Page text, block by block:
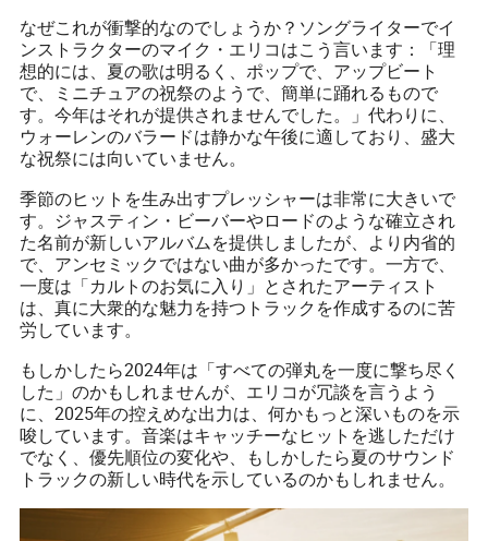
なぜこれが衝撃的なのでしょうか？ソングライターでイ
ンストラクターのマイク・エリコはこう言います：「理
想的には、夏の歌は明るく、ポップで、アップビート
で、ミニチュアの祝祭のようで、簡単に踊れるもので
す。今年はそれが提供されませんでした。」代わりに、
ウォーレンのバラードは静かな午後に適しており、盛大
な祝祭には向いていません。
季節のヒットを生み出すプレッシャーは非常に大きいで
す。ジャスティン・ビーバーやロードのような確立され
た名前が新しいアルバムを提供しましたが、より内省的
で、アンセミックではない曲が多かったです。一方で、
一度は「カルトのお気に入り」とされたアーティスト
は、真に大衆的な魅力を持つトラックを作成するのに苦
労しています。
もしかしたら2024年は「すべての弾丸を一度に撃ち尽く
した」のかもしれませんが、エリコが冗談を言うよう
に、2025年の控えめな出力は、何かもっと深いものを示
唆しています。音楽はキャッチーなヒットを逃しただけ
でなく、優先順位の変化や、もしかしたら夏のサウンド
トラックの新しい時代を示しているのかもしれません。